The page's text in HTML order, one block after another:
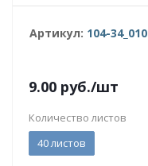
Артикул: 104-34_010
9.00 руб./шт
Количество листов
40 листов